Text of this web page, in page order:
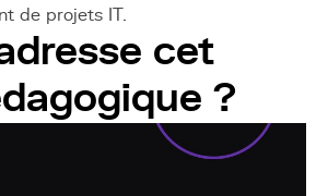
de projets IT.
cet
?